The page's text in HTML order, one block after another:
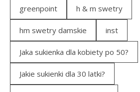
greenpoint h & m swetry
hm swetry damskie inst
Jaka sukienka dla kobiety po 50?
Jakie sukienki dla 30 latki?